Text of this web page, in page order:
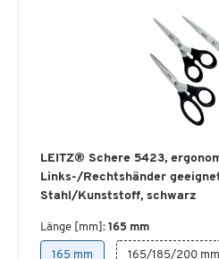
LEITZ® Schere 5423,
Links-/Rechtshänder
Stahl/Kunststoff, schwarz
Länge [mm]: 165 mm
165 mm 165/185/200 mm